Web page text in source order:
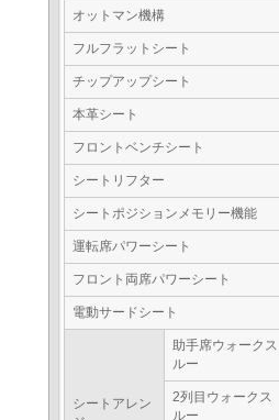
オットマン機構
フルフラットシート
チップアップシート
本革シート
フロントベンチシート
シートリフター
シートポジションメモリー機能
運転席パワーシート
フロント両席パワーシート
電動サードシート
シートアレン
助手席ウォークス
ルー
2列目ウォークス
ルー